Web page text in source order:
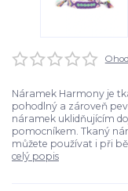
Náramek Harmony je
pohodlný a zároveň
náramek uklidňujícím
pomocníkem. Tkaný
můžete používat i při
celý popis